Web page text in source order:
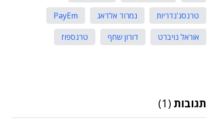
טרנסג'נדריות
נמרוד אלדאג
PayEm
אוראל נויברט
דורון שחף טרנספוז
תגובות (1)